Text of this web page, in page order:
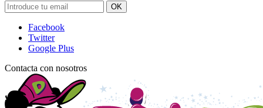
OK
Facebook
Twitter
Google Plus
Contacta con nosotros